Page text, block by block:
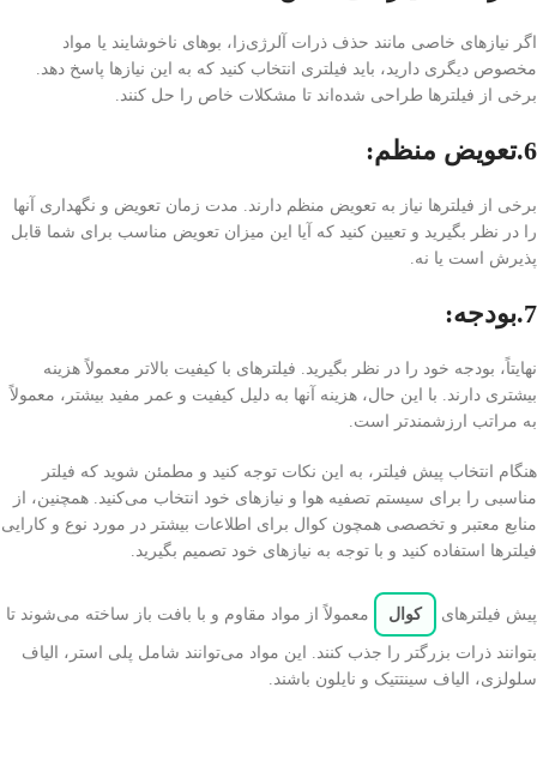
اگر نیازهای خاصی مانند حذف ذرات آلرژی‌زا، بوهای ناخوشایند یا مواد
مخصوص دیگری دارید، باید فیلتری انتخاب کنید که به این نیازها پاسخ دهد.
برخی از فیلترها طراحی شده‌اند تا مشکلات خاص را حل کنند.
6.تعویض منظم :
برخی از فیلترها نیاز به تعویض منظم دارند. مدت زمان تعویض و نگهداری آنها
را در نظر بگیرید و تعیین کنید که آیا این میزان تعویض مناسب برای شما قابل
پذیرش است یا نه.
7.بودجه :
نهایتاً، بودجه خود را در نظر بگیرید. فیلترهای با کیفیت بالاتر معمولاً هزینه
بیشتری دارند. با این حال، هزینه آنها به دلیل کیفیت و عمر مفید بیشتر، معمولاً
به مراتب ارزشمندتر است.
هنگام انتخاب پیش فیلتر، به این نکات توجه کنید و مطمئن شوید که فیلتر
مناسبی را برای سیستم تصفیه هوا و نیازهای خود انتخاب می‌کنید. همچنین، از
منابع معتبر و تخصصی همچون کوال برای اطلاعات بیشتر در مورد نوع و کارایی
فیلترها استفاده کنید و با توجه به نیازهای خود تصمیم بگیرید.
پیش فیلترهای کوال معمولاً از مواد مقاوم و با بافت باز ساخته می‌شوند تا
بتوانند ذرات بزرگتر را جذب کنند. این مواد می‌توانند شامل پلی استر، الیاف
سلولزی، الیاف سینتتیک و نایلون باشند.